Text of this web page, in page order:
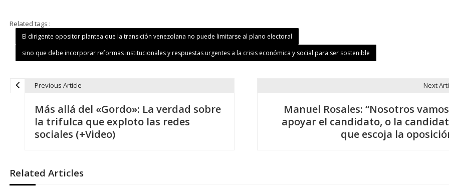
Related tags :
El dirigente opositor plantea que la transición venezolana no puede limitarse al plano electoral
sino que debe incorporar reformas institucionales y respuestas urgentes a la crisis económica y social para ser sostenible
e
Previous Article
Más allá del «Gordo»: La verdad sobre
la trifulca que exploto las redes
sociales (+Video)
Next
Manuel Rosales: “Nosotros
apoyar el candidato, o la
que escoja la
Related Articles